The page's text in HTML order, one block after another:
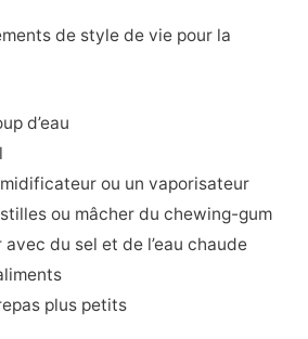
de style de vie pour la
d’eau
ou un vaporisateur
ou mâcher du chewing-gum
avec du sel et de l’eau chaude
plus petits